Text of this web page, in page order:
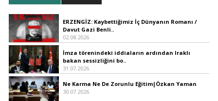
ERZENGİZ: Kaybettiğimiz İç Dünyanın Romanı /
Davut Gazi Benli..
02.08.2026
İmza törenindeki iddiaların ardından Iraklı
bakan sessizliğini bo..
31.07.2026
Ne Karma Ne De Zorunlu Eğitim|Özkan Yaman
30.07.2026